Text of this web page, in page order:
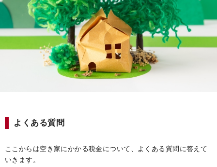
よくある質問
ここからは空き家にかかる税金について、よくある質問に答えて
いきます。